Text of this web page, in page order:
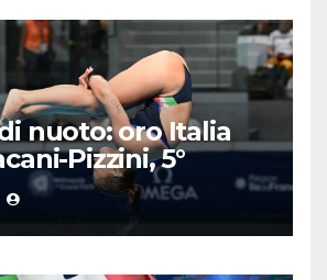
nuoto: oro Italia
Pizzini, 5°
Chiara